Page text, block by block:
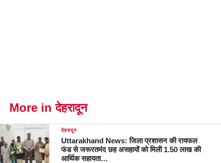
More in देहरादून
देहरादून
Uttarakhand News: जिला प्रशासन की रायफल
फंड से जरूरतमंद छह असहायों को मिली 1.50 लाख की
आर्थिक सहायता…